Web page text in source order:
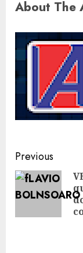
About The
Post
Previous